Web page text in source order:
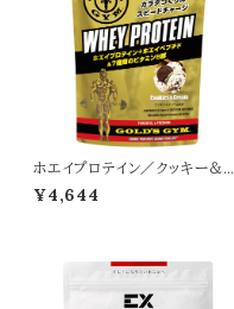
ホエイプロテイン／クッキー＆ク
リーム
¥4,644